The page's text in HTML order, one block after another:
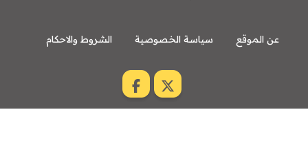
عن الموقع سياسة الخصوصية الشروط والاحكام